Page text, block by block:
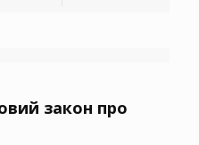
закон про